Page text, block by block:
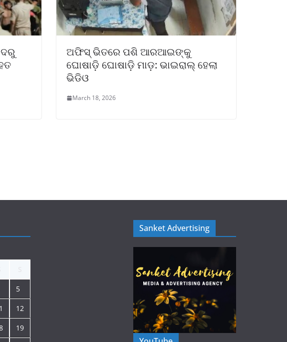
ଅଫିସ୍‌ ଭିତରେ ପଶି ଆରଆଇଙ୍କୁ
ଘୋଷାଡ଼ି ଘୋଷାଡ଼ି ମାଡ଼: ଭାଇରାଲ୍ ହେଲା
ଭିଡିଓ
March 18, 2026
5
12
19
Sanket Advertising